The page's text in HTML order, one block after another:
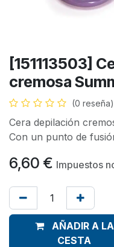
[151113503]
cremosa
(0 reseña)
Cera depilación
Con un punto de
6,60 € Impuestos
AÑADIR A LA
CESTA